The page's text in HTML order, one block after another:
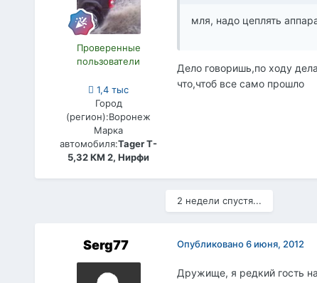
Проверенные
пользователи
1,4 тыс
Город
(регион):Воронеж
Марка
автомобиля:Tager T-
5,32 КМ 2, Нирфи
мля, надо цеплять
Дело говоришь,по ходу
что,чтоб все само прошло
2 недели спустя...
Serg77 Опубликовано6 июня, 2012
Дружище, я редкий гость